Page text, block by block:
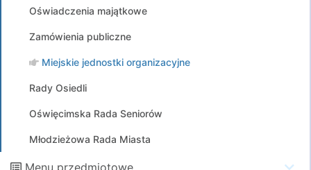
Oświadczenia majątkowe
Zamówienia publiczne
Miejskie jednostki organizacyjne
Rady Osiedli
Oświęcimska Rada Seniorów
Młodzieżowa Rada Miasta
Menu przedmiotowe